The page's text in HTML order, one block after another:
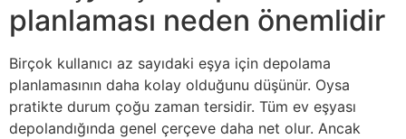
planlaması neden önemlidir
Birçok kullanıcı az sayıdaki eşya için depolama
planlamasının daha kolay olduğunu düşünür. Oysa
pratikte durum çoğu zaman tersidir. Tüm ev eşyası
depolandığında genel çerçeve daha net olur. Ancak